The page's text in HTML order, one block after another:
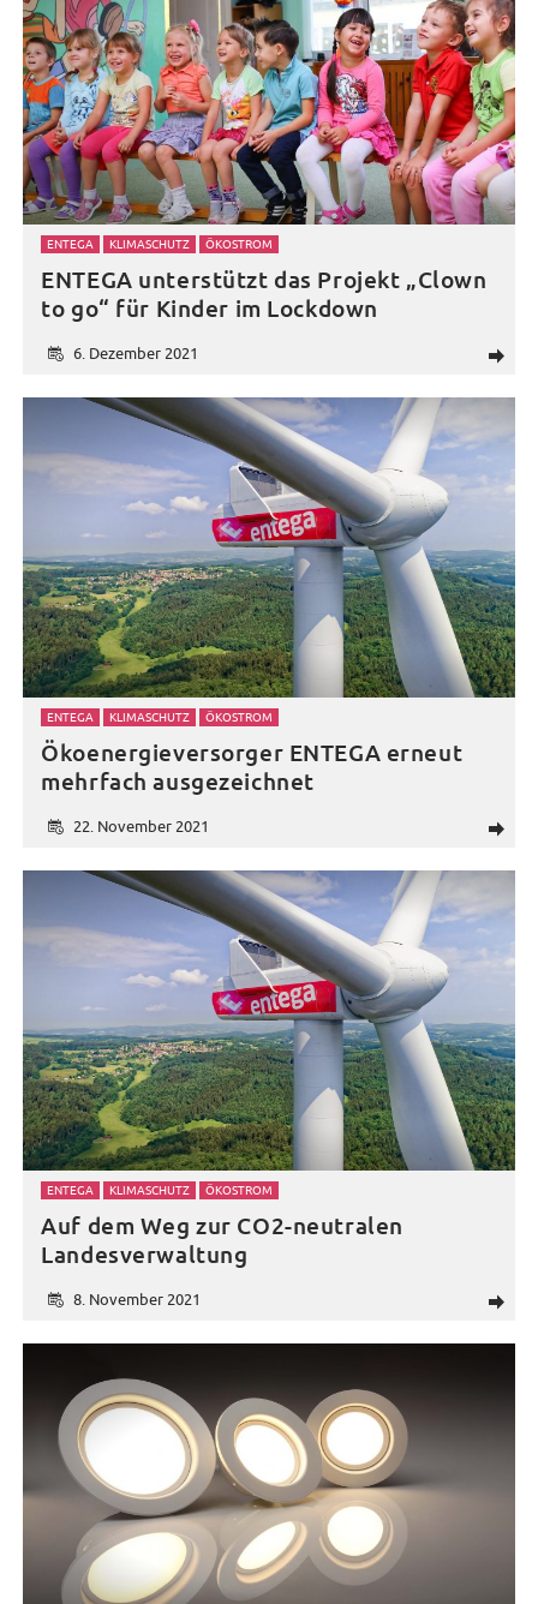
d
6. Dezember 2021
ENTEGA KLIMASCHUTZ ÖKOSTROM
ENTEGA unterstützt das Projekt „Clown
to go“ für Kinder im Lockdown
d
22. November 2021
ENTEGA KLIMASCHUTZ ÖKOSTROM
Ökoenergieversorger ENTEGA erneut
mehrfach ausgezeichnet
d
8. November 2021
ENTEGA KLIMASCHUTZ ÖKOSTROM
Auf dem Weg zur CO2-neutralen
Landesverwaltung